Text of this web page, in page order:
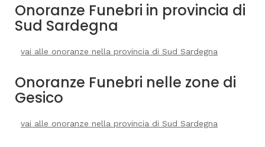
Onoranze Funebri in provincia di
Sud Sardegna
vai alle onoranze nella provincia di Sud Sardegna
Onoranze Funebri nelle zone di
Gesico
vai alle onoranze nella provincia di Sud Sardegna